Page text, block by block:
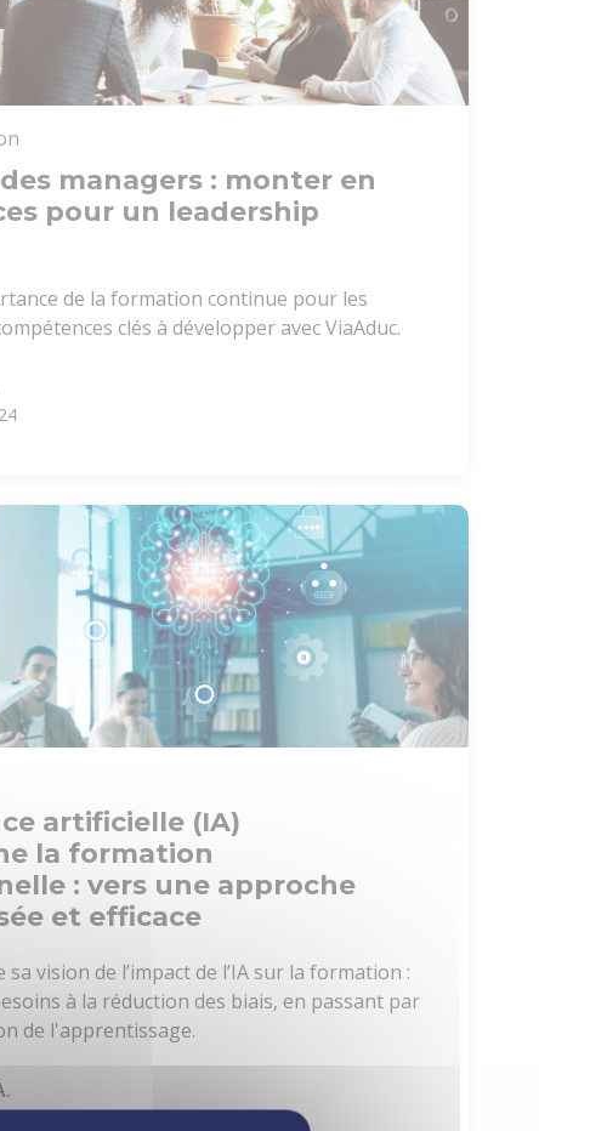
managers : monter en
pour un leadership
de la formation continue pour les
clés à développer avec ViaAduc.
artificielle (IA)
la formation
: vers une approche
et efficace
sa vision de l’impact de l’IA sur la formation :
à la réduction des biais, en passant par
de l'apprentissage.